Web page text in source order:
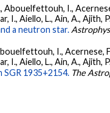
Abouelfettouh, I.,
I., Aiello, L., Ain, A., Ajith,
a neutron star.
I., Acernese,
I., Aiello, L., Ain, A., Ajith,
1935+2154. The